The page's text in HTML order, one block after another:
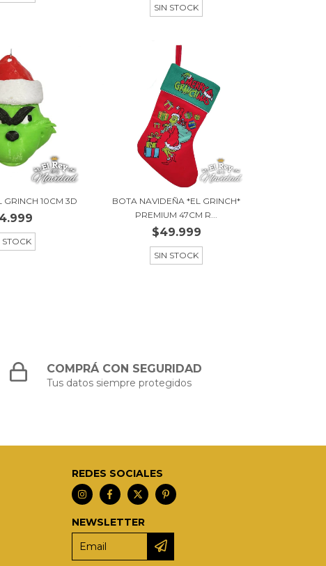
SIN STOCK
GRINCH 10CM 3D
STOCK
BOTA NAVIDEÑA *EL GRINCH*
PREMIUM 47CM R...
$49.999
SIN STOCK
COMPRÁ CON SEGURIDAD
Tus datos siempre protegidos
REDES SOCIALES
NEWSLETTER